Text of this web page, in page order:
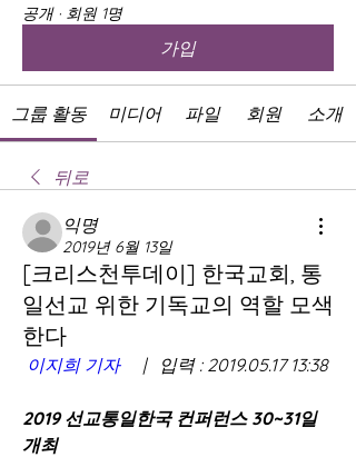
공개 · 회원 1명
가입
그룹 활동 미디어 파일 회원 소개
뒤로
익명
2019년 6월 13일
[크리스천투데이] 한국교회, 통
일선교 위한 기독교의 역할 모색
한다
이지희 기자
     |   입력 : 2019.05.17 13:38
2019 선교통일한국 컨퍼런스 30~31일
개최